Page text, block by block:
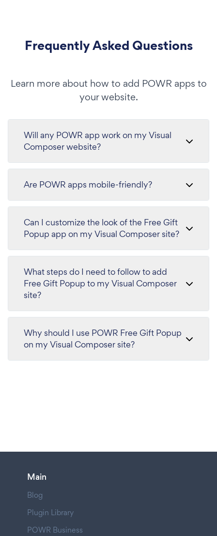
Frequently Asked Questions
Learn more about how to add POWR apps to
your website.
Will any POWR app work on my Visual
Composer website?
Are POWR apps mobile-friendly?
Can I customize the look of the Free Gift
Popup app on my Visual Composer site?
What steps do I need to follow to add
Free Gift Popup to my Visual Composer
site?
Why should I use POWR Free Gift Popup
on my Visual Composer site?
Main
Blog
Plugin Library
POWR Business